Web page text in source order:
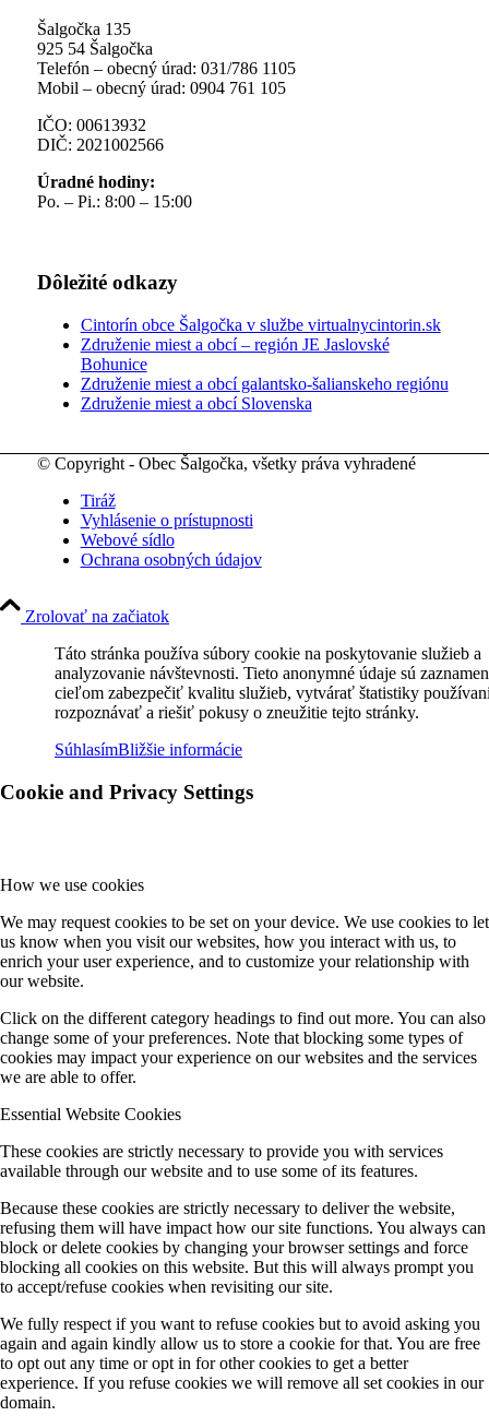
Šalgočka 135
925 54 Šalgočka
Telefón – obecný úrad: 031/786 1105
Mobil – obecný úrad: 0904 761 105
IČO: 00613932
DIČ: 2021002566
Úradné hodiny:
Po. – Pi.: 8:00 – 15:00
Dôležité odkazy
Cintorín obce Šalgočka v službe virtualnycintorin.sk
Združenie miest a obcí – región JE Jaslovské
Bohunice
Združenie miest a obcí galantsko-šalianskeho regiónu
Združenie miest a obcí Slovenska
© Copyright - Obec Šalgočka, všetky práva vyhradené
Tiráž
Vyhlásenie o prístupnosti
Webové sídlo
Ochrana osobných údajov
Zrolovať na začiatok
Táto stránka používa súbory cookie na poskytovanie služieb a
analyzovanie návštevnosti. Tieto anonymné údaje sú
cieľom zabezpečiť kvalitu služieb, vytvárať štatistiky
rozpoznávať a riešiť pokusy o zneužitie tejto stránky.
SúhlasímBližšie informácie
Cookie and Privacy Settings
How we use cookies
We may request cookies to be set on your device. We use cookies to let
us know when you visit our websites, how you interact with us, to
enrich your user experience, and to customize your relationship with
our website.
Click on the different category headings to find out more. You can also
change some of your preferences. Note that blocking some types of
cookies may impact your experience on our websites and the services
we are able to offer.
Essential Website Cookies
These cookies are strictly necessary to provide you with services
available through our website and to use some of its features.
Because these cookies are strictly necessary to deliver the website,
refusing them will have impact how our site functions. You always can
block or delete cookies by changing your browser settings and force
blocking all cookies on this website. But this will always prompt you
to accept/refuse cookies when revisiting our site.
We fully respect if you want to refuse cookies but to avoid asking you
again and again kindly allow us to store a cookie for that. You are free
to opt out any time or opt in for other cookies to get a better
experience. If you refuse cookies we will remove all set cookies in our
domain.